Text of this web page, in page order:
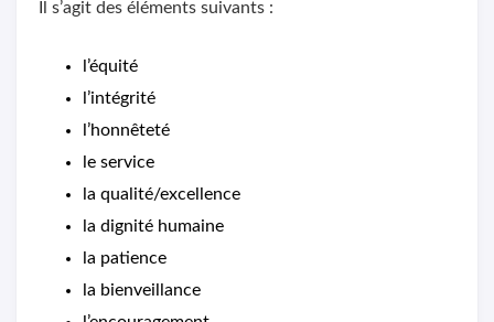
Il s’agit des éléments suivants :
l’équité
l’intégrité
l’honnêteté
le service
la qualité/excellence
la dignité humaine
la patience
la bienveillance